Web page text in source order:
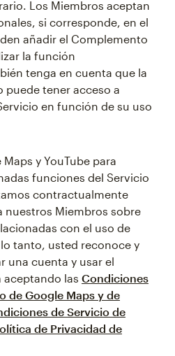
Los Miembros aceptan
si corresponde, en el
añadir el Complemento
la función
tenga en cuenta que la
puede tener acceso a
en función de su uso
y YouTube para
funciones del Servicio
contractualmente
nuestros Miembros sobre
con el uso de
tanto, usted reconoce y
una cuenta y usar el
aceptando las Condiciones
de Google Maps y de
de Servicio de
de Privacidad de